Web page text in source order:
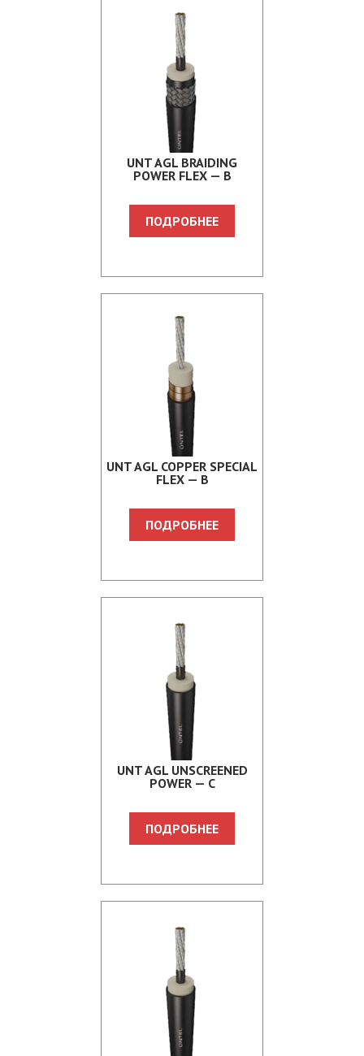
UNT AGL BRAIDING
POWER FLEX — B
ПОДРОБНЕЕ
UNT AGL COPPER SPECIAL
FLEX — B
ПОДРОБНЕЕ
UNT AGL UNSCREENED
POWER — C
ПОДРОБНЕЕ